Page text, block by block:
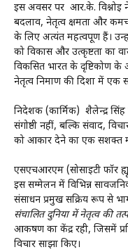
इस अवसर पर आर.के. विश्नोई
बदलाव, नेतृत्व क्षमता और
के लिए अत्यंत महत्वपूर्ण हैं।
को विकास और उत्कृष्टता का
विकसित भारत के दृष्टिकोण
नेतृत्व निर्माण की दिशा में एक
निदेशक (कार्मिक) शैलेन्द्र
संगोष्ठी नहीं, बल्कि संवाद,
को आकार देने का एक सशक्त
एसएचआरएम (सोसाइटी फॉर
इस सम्मेलन में विभिन्न
संसाधन प्रमुख सक्रिय रूप से
संचालित दुनिया में नेतृत्व की
आकर्षण का केंद्र रही, जिसमें
विचार साझा किए।